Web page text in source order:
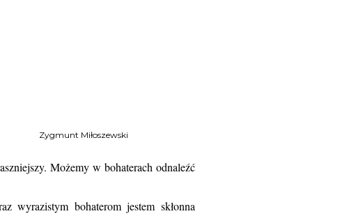
Zygmunt Miłoszewski
Możemy w bohaterach odnaleźć
wyrazistym bohaterom jestem skłonna